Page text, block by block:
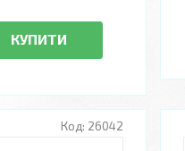
КУПИТИ
26042